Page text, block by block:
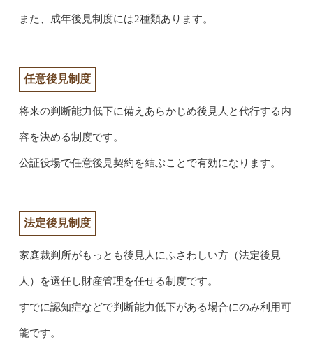
また、成年後見制度には2種類あります。
任意後見制度
将来の判断能力低下に備えあらかじめ後見人と代行する内
容を決める制度です。
公証役場で任意後見契約を結ぶことで有効になります。
法定後見制度
家庭裁判所がもっとも後見人にふさわしい方（法定後見
人）を選任し財産管理を任せる制度です。
すでに認知症などで判断能力低下がある場合にのみ利用可
能です。